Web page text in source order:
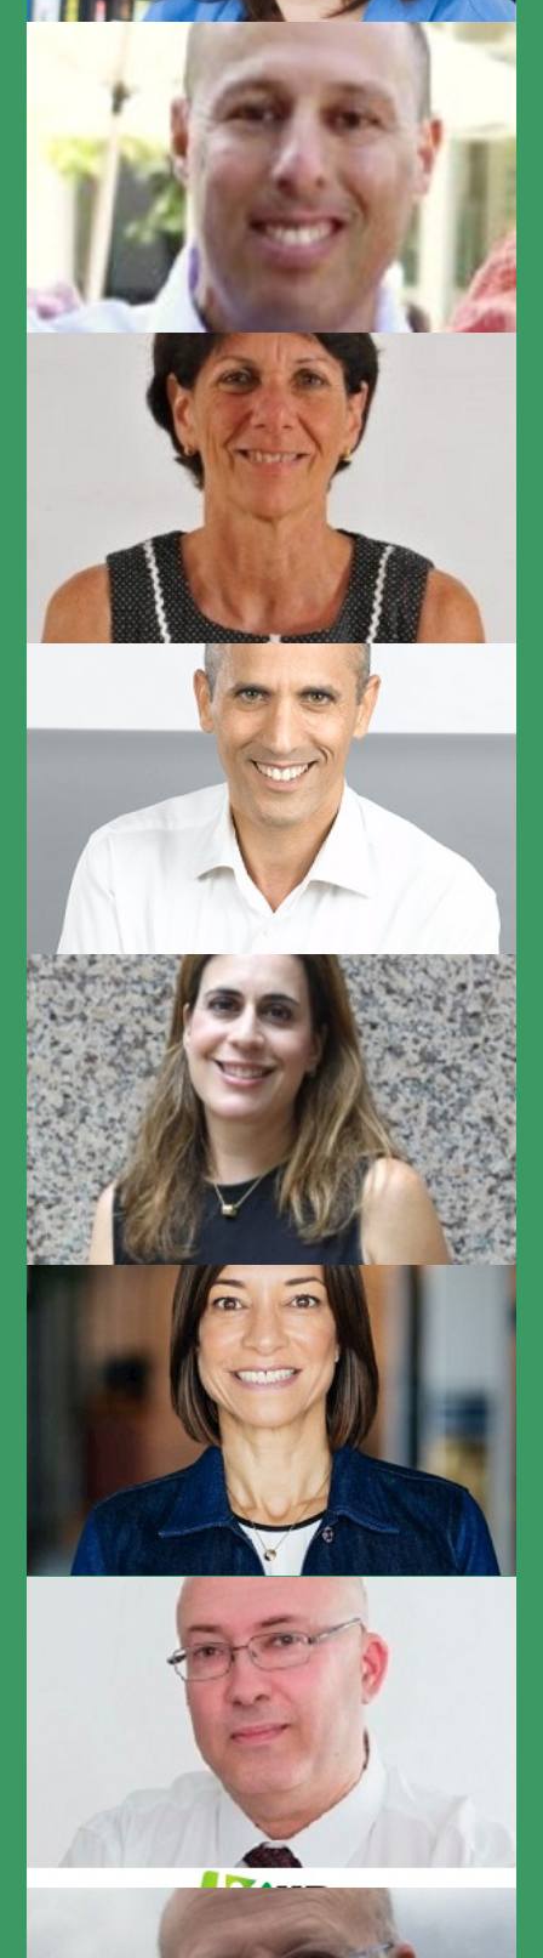
עידן חביון
Head of Global HRIS and People Analytics, Teva
טלי עצמון
Founder and CEO at Dolev Training & Consulting – Total
שחר שמאי
מנכ"ל ארביטרז'
לילך סלע
Head of C&B and HR Operation at NICE
סיגל גיל-מור
Chief People Officer at SimilarWeb
יורם שולטהייס
מנכ"ל משאבי אנוש זה אנחנו בע"מ